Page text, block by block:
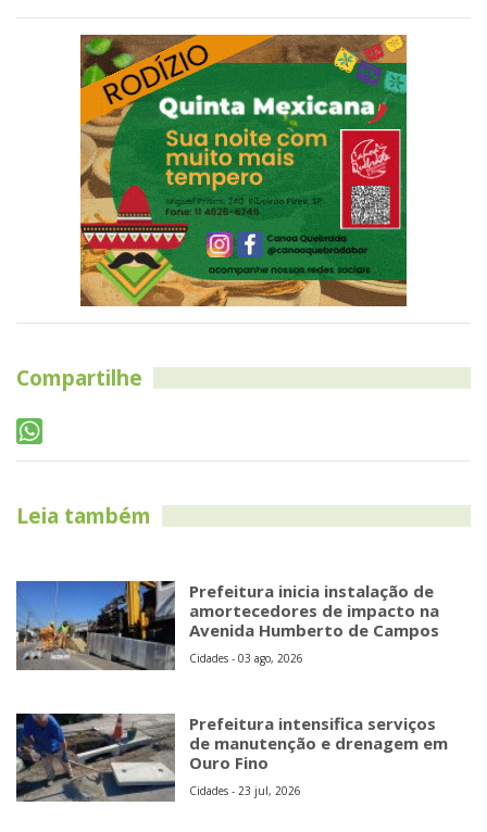
Compartilhe
Leia também
Prefeitura inicia instalação de
amortecedores de impacto na
Avenida Humberto de Campos
Cidades - 03 ago, 2026
Prefeitura intensifica serviços
de manutenção e drenagem em
Ouro Fino
Cidades - 23 jul, 2026